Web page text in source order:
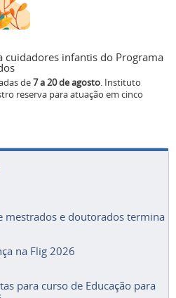
cuidadores infantis do Programa
de7 a 20 de agosto. Instituto
reserva para atuação em cinco
mestrados e doutorados termina
na Flig 2026
para curso de Educação para